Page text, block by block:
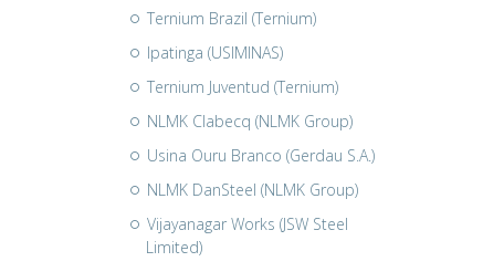
Ternium Brazil (Ternium)
Ipatinga (USIMINAS)
Ternium Juventud (Ternium)
NLMK Clabecq (NLMK Group)
Usina Ouru Branco (Gerdau S.A.)
NLMK DanSteel (NLMK Group)
Vijayanagar Works (JSW Steel
Limited)